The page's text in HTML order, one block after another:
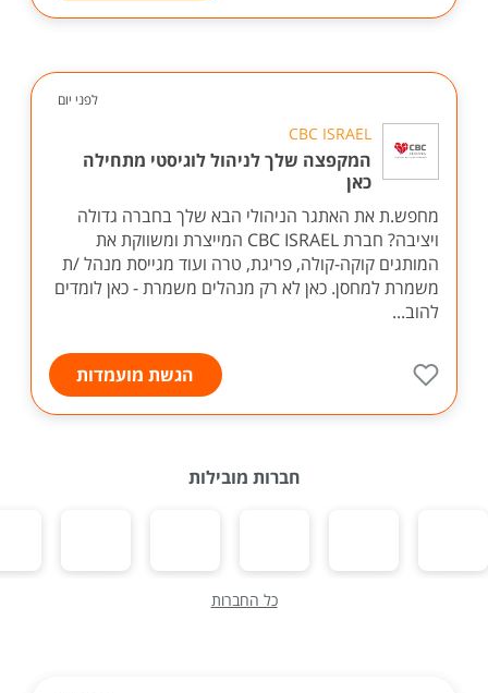
לפני יום
CBC ISRAEL
המקפצה שלך לניהול לוגיסטי מתחילה
כאן
מחפש.ת את האתגר הניהולי הבא שלך בחברה גדולה
ויציבה? חברת CBC ISRAEL המייצרת ומשווקת את
המותגים קוקה-קולה, פריגת, טרה ועוד מגייסת מנהל /ת
משמרת למחסן. כאן לא רק מנהלים משמרת - כאן לומדים
להוב...
הגשת מועמדות
חברות מובילות
כל החברות